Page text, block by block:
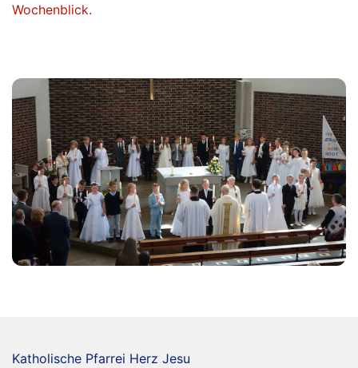
Wochenblick.
Katholische Pfarrei Herz Jesu